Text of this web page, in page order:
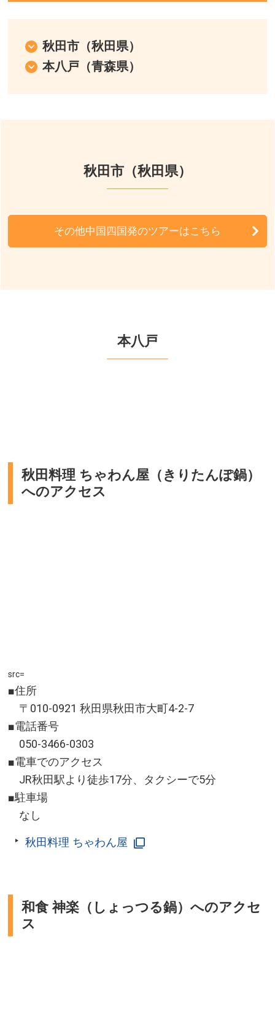
中部発
中国・四国発
秋田市（秋田県）
本八戸（青森県）
秋田市（秋田県）
その他中国四国発のツアーはこちら
本八戸
秋田料理 ちゃわん屋（きりたんぽ鍋）
へのアクセス
src=
■住所
〒010-0921 秋田県秋田市大町4-2-7
■電話番号
050-3466-0303
■電車でのアクセス
JR秋田駅より徒歩17分、タクシーで5分
■駐車場
なし
秋田料理 ちゃわん屋
和食 神楽（しょっつる鍋）へのアクセ
ス